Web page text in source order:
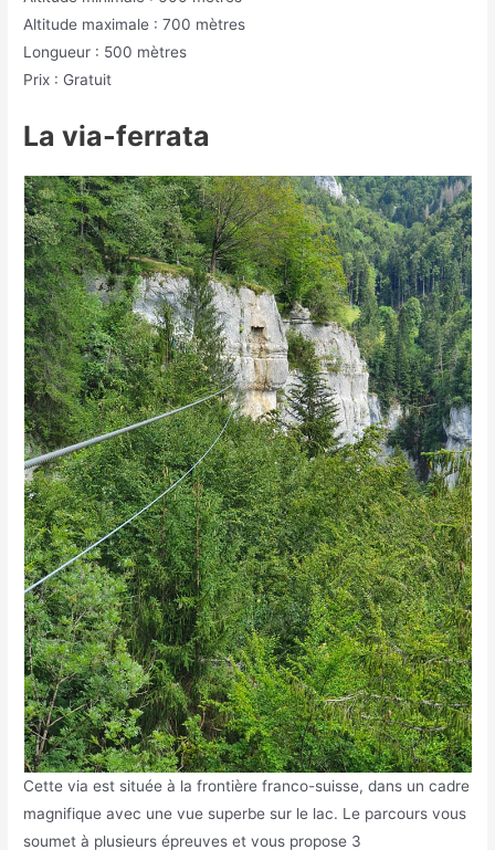
Altitude maximale : 700 mètres
Longueur : 500 mètres
Prix : Gratuit
La via-ferrata
Cette via est située à la frontière franco-suisse, dans un cadre
magnifique avec une vue superbe sur le lac. Le parcours vous
soumet à plusieurs épreuves et vous propose 3